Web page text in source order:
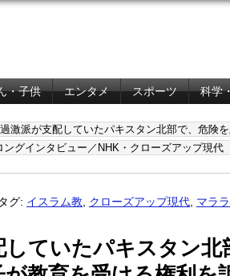
・子供 エンタメ スポーツ 科学
激派が支配していたパキスタン北部で、危険
グインタビュー／NHK・クローズアップ現代
タグ: イスラム教 クローズアップ現代 マラ
ていたパキスタン北